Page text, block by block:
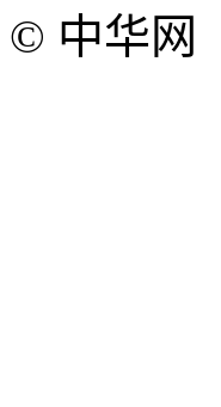
© 中华网